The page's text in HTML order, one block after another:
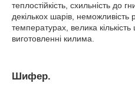
теплостійкість, схильність до
декількох шарів,
температурах, велика
виготовленні килима.
Шифер.